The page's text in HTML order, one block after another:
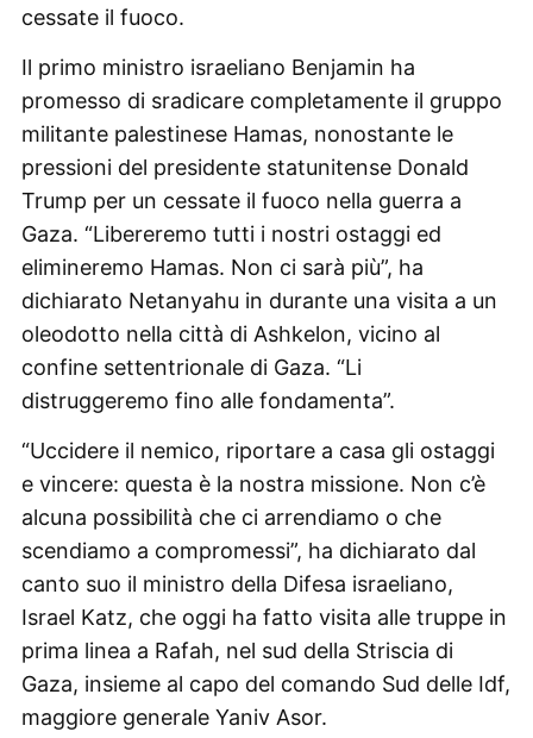
cessate il fuoco.
Il primo ministro israeliano Benjamin ha
promesso di sradicare completamente il gruppo
militante palestinese Hamas, nonostante le
pressioni del presidente statunitense Donald
Trump per un cessate il fuoco nella guerra a
Gaza. “Libereremo tutti i nostri ostaggi ed
elimineremo Hamas. Non ci sarà più”, ha
dichiarato Netanyahu in durante una visita a un
oleodotto nella città di Ashkelon, vicino al
confine settentrionale di Gaza. “Li
distruggeremo fino alle fondamenta”.
“Uccidere il nemico, riportare a casa gli ostaggi
e vincere: questa è la nostra missione. Non c’è
alcuna possibilità che ci arrendiamo o che
scendiamo a compromessi”, ha dichiarato dal
canto suo il ministro della Difesa israeliano,
Israel Katz, che oggi ha fatto visita alle truppe in
prima linea a Rafah, nel sud della Striscia di
Gaza, insieme al capo del comando Sud delle Idf,
maggiore generale Yaniv Asor.